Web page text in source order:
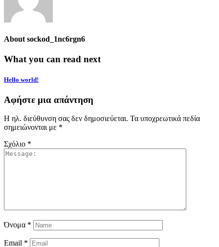
About sockod_1nc6rgn6
What you can read next
Hello world!
Αφήστε μια απάντηση
Η ηλ. διεύθυνση σας δεν δημοσιεύεται. Τα υποχρεωτικά πεδία
σημειώνονται με *
Σχόλιο *
Όνομα *
Email *